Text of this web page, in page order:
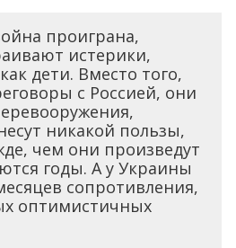
проиграна,
истерики,
дети. Вместо того,
с Россией, они
никакой пользы,
чем они произведут
годы. А у Украины
сопротивления,
оптимистичных